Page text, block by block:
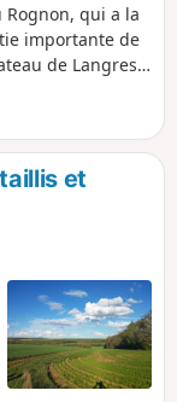
qui a la
importante de
de Langres
d'avoir des
l'eau.
et